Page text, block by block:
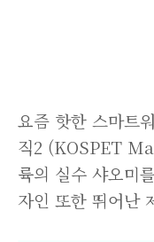
요즘 핫한 스마트
직2 (KOSPET
륙의 실수 샤오미
자인 또한 뛰어난